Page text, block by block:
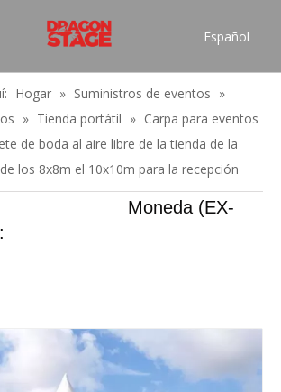
Español
Pусский
Français
العربية
简体中文
English
Hogar » Suministros de eventos »
» Tienda portátil » Carpa para eventos
de boda al aire libre de la tienda de la
los 8x8m el 10x10m para la recepción
(EX-